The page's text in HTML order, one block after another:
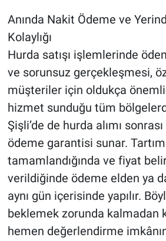
Anında Nakit Ödeme ve
Kolaylığı
Hurda satışı işlemlerinde
ve sorunsuz gerçekleşmesi,
müşteriler için oldukça
hizmet sunduğu tüm
Şişli’de de hurda alımı
ödeme garantisi sunar.
tamamlandığında ve fiyat
verildiğinde ödeme elden ya
aynı gün içerisinde yapılır.
beklemek zorunda kalmadan
hemen değerlendirme